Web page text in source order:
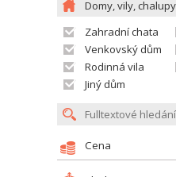
Domy, vily, chalupy
Zahradní chata
Venkovský dům
Rodinná vila
Jiný dům
Cena